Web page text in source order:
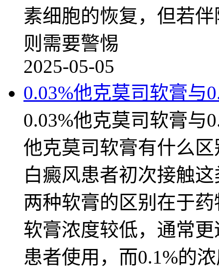
素细胞的恢复，但若
则需要警惕
2025-05-05
0.03%他克莫司软膏与
0.03%他克莫司软膏与
他克莫司软膏有什么
白癜风患者初次接触
两种软膏的区别在于
软膏浓度较低，通常
患者使用，而0.1%的